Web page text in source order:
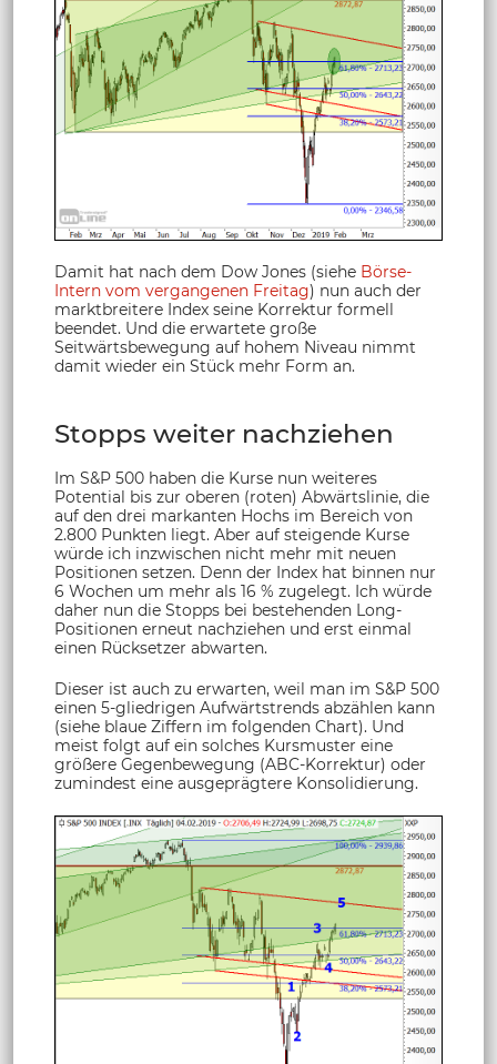
Damit hat nach dem Dow Jones (siehe Börse-
Intern vom vergangenen Freitag) nun auch der
marktbreitere Index seine Korrektur formell
beendet. Und die erwartete große
Seitwärtsbewegung auf hohem Niveau nimmt
damit wieder ein Stück mehr Form an.
Stopps weiter nachziehen
Im S&P 500 haben die Kurse nun weiteres
Potential bis zur oberen (roten) Abwärtslinie, die
auf den drei markanten Hochs im Bereich von
2.800 Punkten liegt. Aber auf steigende Kurse
würde ich inzwischen nicht mehr mit neuen
Positionen setzen. Denn der Index hat binnen nur
6 Wochen um mehr als 16 % zugelegt. Ich würde
daher nun die Stopps bei bestehenden Long-
Positionen erneut nachziehen und erst einmal
einen Rücksetzer abwarten.
Dieser ist auch zu erwarten, weil man im S&P 500
einen 5-gliedrigen Aufwärtstrends abzählen kann
(siehe blaue Ziffern im folgenden Chart). Und
meist folgt auf ein solches Kursmuster eine
größere Gegenbewegung (ABC-Korrektur) oder
zumindest eine ausgeprägtere Konsolidierung.